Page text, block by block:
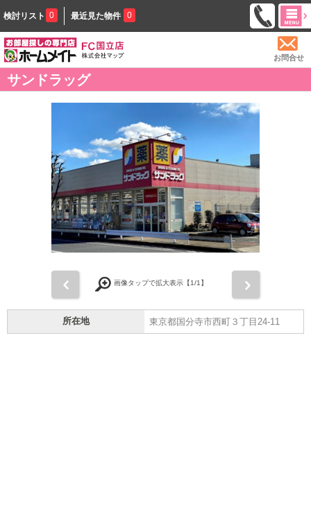
検討リスト 0 最近見た物件 0
お問合せ
サンドラッグ
画像タップで拡大表示【1/1】
所在地 東京都国分寺市西町３丁目24-11